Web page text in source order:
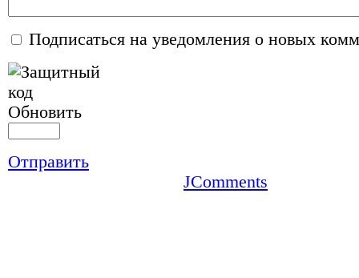
Подписаться на уведомления о новых
Обновить
Отправить
JComments